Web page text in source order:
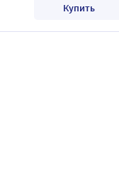
Купить